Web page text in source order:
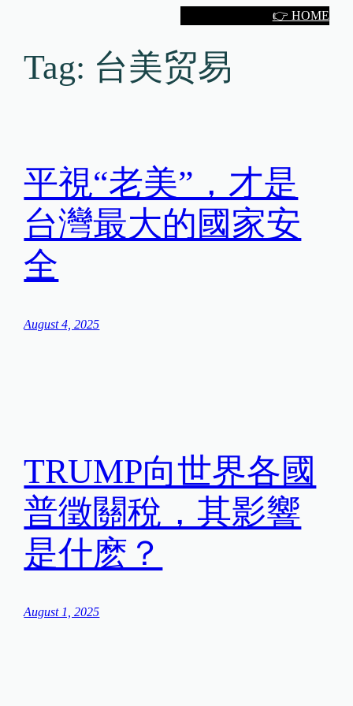
👉 HOME
Tag: 台美贸易
平視“老美”，才是
台灣最大的國家安
全
August 4, 2025
TRUMP向世界各國
普徵關稅，其影響
是什麽？
August 1, 2025